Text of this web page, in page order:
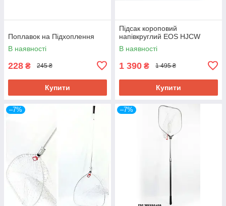
Поплавок на Підхоплення
В наявності
228 ₴ 245 ₴
Купити
Підсак короповий
напівкруглий EOS HJCW
В наявності
1 390 ₴ 1 495 ₴
Купити
–7% –7%